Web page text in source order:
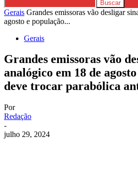
Gerais Grandes emissoras vão desligar
agosto e população...
Gerais
Grandes emissoras vão
analógico em 18 de
deve trocar parabólica
Por
Redação
-
julho 29, 2024